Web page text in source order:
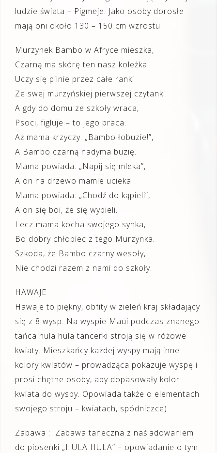
ludzie świata – Pigmeje. Jako osoby dorosłe
mają oni około 130 – 150 cm wzrostu.
Murzynek Bambo w Afryce mieszka,
Czarną ma skórę ten nasz koleżka.
Uczy się pilnie przez całe ranki
Ze swej murzyńskiej pierwszej czytanki.
A gdy do domu ze szkoły wraca,
Psoci, figluje – to jego praca.
Aż mama krzyczy: „Bambo łobuzie!”,
A Bambo czarną nadyma buzię.
Mama powiada: „Napij się mleka”,
A on na drzewo mamie ucieka.
Mama powiada: „Chodź do kąpieli”,
A on się boi, że się wybieli.
Lecz mama kocha swojego synka,
Bo dobry chłopiec z tego Murzynka.
Szkoda, że Bambo czarny wesoły,
Nie chodzi razem z nami do szkoły.
HAWAJE
Hawaje to piękny, obfity w zieleń kraj składający
się z 8 wysp. Na wyspie Maui podczas znanego
tańca hula hula tancerki stroją się w różowe
kwiaty. Mieszkańcy każdej wyspy mają inne
kolory kwiatów – prowadząca pokazuje wyspę i
prosi chętne osoby, aby dopasowały kolor
kwiata do wyspy. Opowiada także o elementach
swojego stroju – kwiatach, spódniczce)
Zabawa : Zabawa taneczna z naśladowaniem
do piosenki „HULA HULA” – opowiadanie o tym